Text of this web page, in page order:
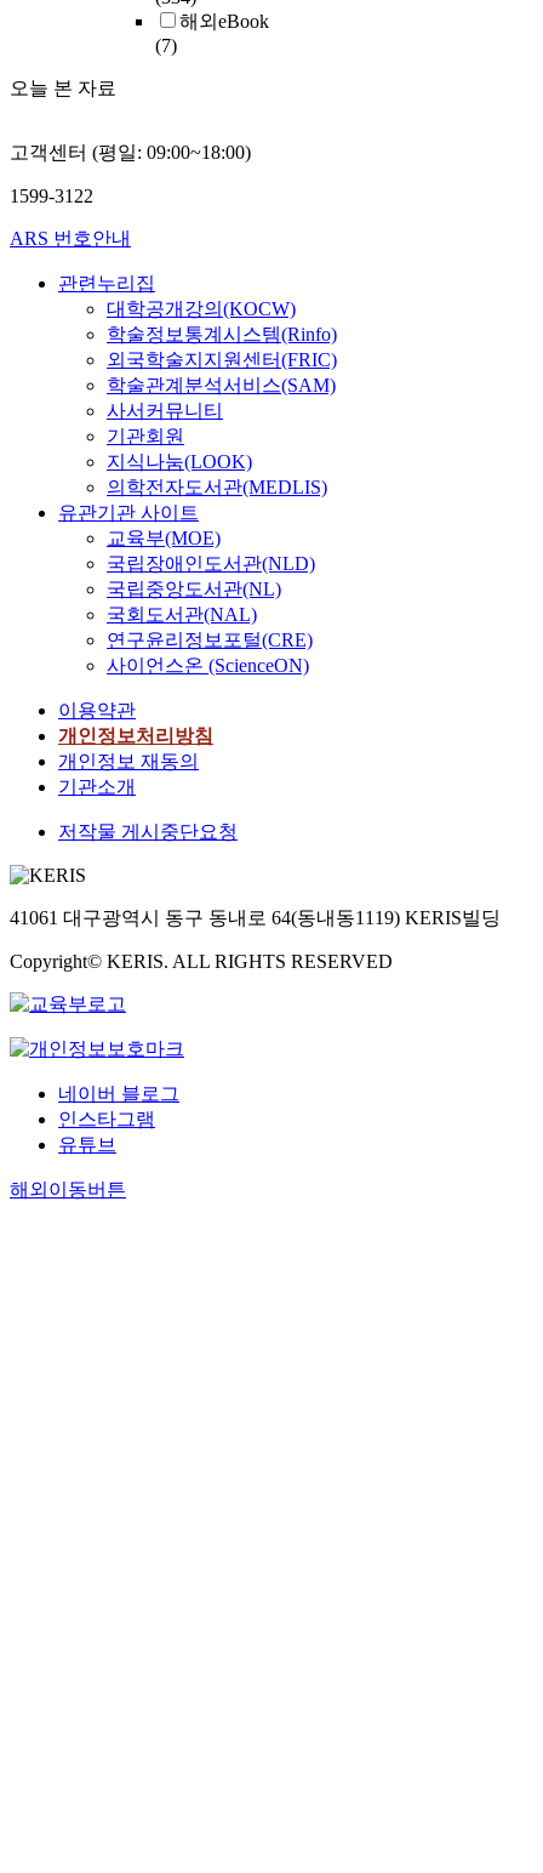
해외eBook
(7)
오늘 본 자료
고객센터 (평일: 09:00~18:00)
1599-3122
ARS 번호안내
관련누리집
대학공개강의(KOCW)
학술정보통계시스템(Rinfo)
외국학술지지원센터(FRIC)
학술관계분석서비스(SAM)
사서커뮤니티
기관회원
지식나눔(LOOK)
의학전자도서관(MEDLIS)
유관기관 사이트
교육부(MOE)
국립장애인도서관(NLD)
국립중앙도서관(NL)
국회도서관(NAL)
연구윤리정보포털(CRE)
사이언스온 (ScienceON)
이용약관
개인정보처리방침
개인정보 재동의
기관소개
저작물 게시중단요청
41061 대구광역시 동구 동내로 64(동내동1119) KERIS빌딩
Copyright© KERIS. ALL RIGHTS RESERVED
네이버 블로그
인스타그램
유튜브
해외이동버튼